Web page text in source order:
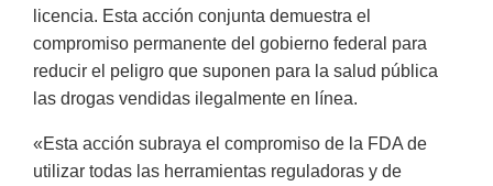
licencia. Esta acción conjunta demuestra el
compromiso permanente del gobierno federal para
reducir el peligro que suponen para la salud pública
las drogas vendidas ilegalmente en línea.
«Esta acción subraya el compromiso de la FDA de
utilizar todas las herramientas reguladoras y de